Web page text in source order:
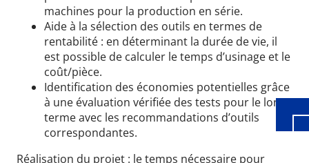
machines pour la production en série.
Aide à la sélection des outils en termes de
rentabilité : en déterminant la durée de vie, il
est possible de calculer le temps d’usinage et le
coût/pièce.
Identification des économies potentielles grâce
à une évaluation vérifiée des tests pour le long
terme avec les recommandations d’outils
correspondantes.
Réalisation du projet : le temps nécessaire pour